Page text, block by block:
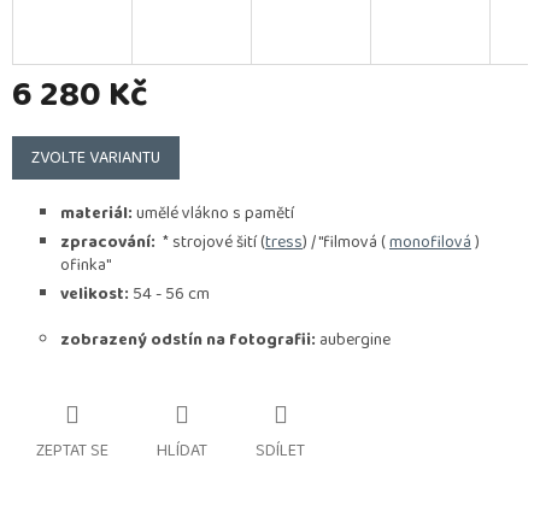
6 280 Kč
Měrná
cena:
ZVOLTE VARIANTU
materiál:umělé vlákno s pamětí
zpracování: * strojové šití (tress) / "filmová (monofilová)
ofinka"
velikost: 54 - 56 cm
zobrazený odstín na fotografii: aubergine
ZEPTAT SE HLÍDAT SDÍLET